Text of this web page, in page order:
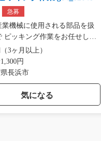
急募
業機械に使用される部品を扱
ピッキング作業をお任せし
3ヶ月以上）
円
長浜市
気になる